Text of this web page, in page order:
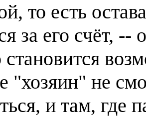
то есть
за его счёт,
становится
"хозяин" не
и там, где